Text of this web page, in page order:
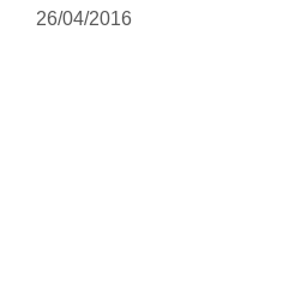
26/04/2016